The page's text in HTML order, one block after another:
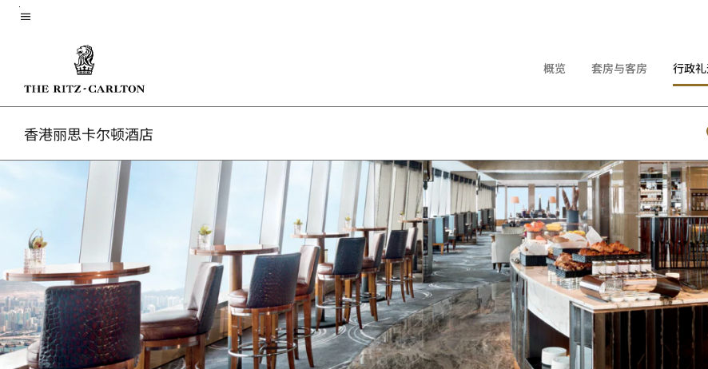
Skip
概览 套房与客房 行政
香港丽思卡尔顿酒店